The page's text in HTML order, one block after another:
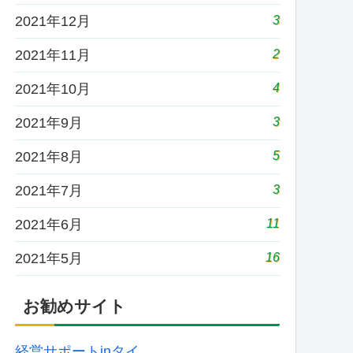
2021年12月 3
2021年11月 2
2021年10月 4
2021年9月 3
2021年8月 5
2021年7月 3
2021年6月 11
2021年5月 16
お勧めサイト